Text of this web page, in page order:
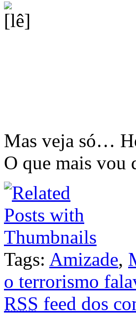
Mas veja só…
O que mais vou
Tags: Amizade,
o terrorismo
RSS feed dos